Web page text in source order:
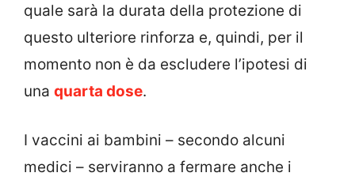
quale sarà la durata della protezione di
questo ulteriore rinforza e, quindi, per il
momento non è da escludere l’ipotesi di
una quarta dose.
I vaccini ai bambini – secondo alcuni
medici – serviranno a fermare anche i